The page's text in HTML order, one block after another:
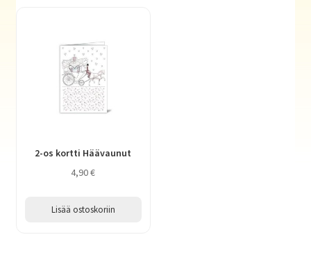
2-os kortti Häävaunut
4,90€
Lisää ostoskoriin